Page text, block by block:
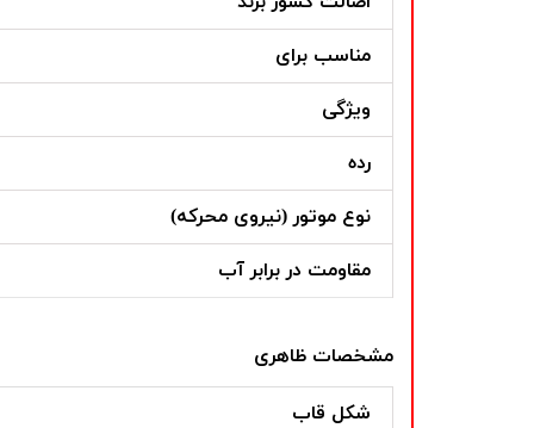
مناسب برای
ویژگی
رده
نوع موتور (نیروی محرکه)
مقاومت در برابر آب
مشخصات ظاهری
شکل قاب